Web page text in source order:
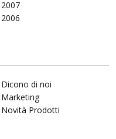
2007
2006
Dicono di noi
Marketing
Novità Prodotti